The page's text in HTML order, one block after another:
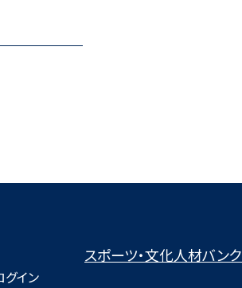
イン
スポーツ・文化人材バンク